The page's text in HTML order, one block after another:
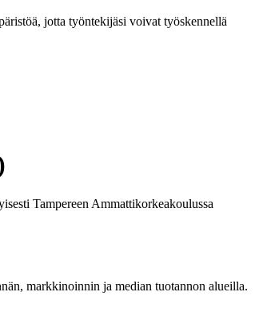
jotta työntekijäsi voivat työskennellä
Tampereen Ammattikorkeakoulussa
markkinoinnin ja median tuotannon alueilla.